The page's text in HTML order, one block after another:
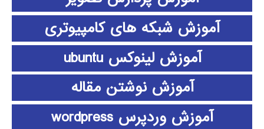
آموزش شبکه های کامپیوتری
آموزش لینوکس ubuntu
آموزش نوشتن مقاله
آموزش وردپرس wordpress